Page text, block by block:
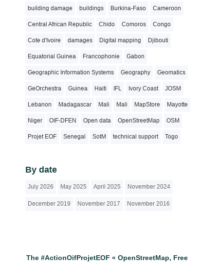
building damage buildings Burkina-Faso Cameroon
Central African Republic Chido Comoros Congo
Cote d'Ivoire damages Digital mapping Djibouti
Equatorial Guinea Francophonie Gabon
Geographic Information Systems Geography Geomatics
GeOrchestra Guinea Haiti IFL Ivory Coast JOSM
Lebanon Madagascar Mali Mali MapStore Mayotte
Niger OIF-DFEN Open data OpenStreetMap OSM
Projet EOF Senegal SotM technical support Togo
By date
July 2026 May 2025 April 2025 November 2024
December 2019 November 2017 November 2016
The #ActionOifProjetEOF « OpenStreetMap, Free